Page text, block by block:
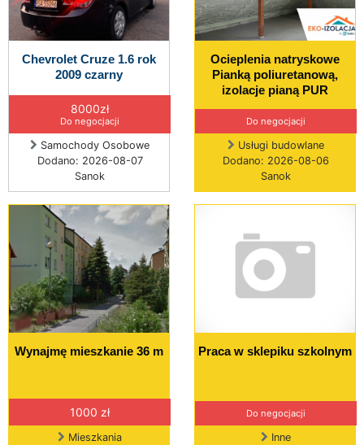
Chevrolet Cruze 1.6 rok
2009 czarny
8000zł
Do negocjacji
Samochody Osobowe
Dodano: 2026-08-07
Sanok
Ocieplenia natryskowe
Pianką poliuretanową,
izolacje pianą PUR
Do negocjacji
Usługi budowlane
Dodano: 2026-08-06
Sanok
Wynajmę mieszkanie 36 m
1000 zł
Mieszkania
Praca w sklepiku szkolnym
Do negocjacji
Inne